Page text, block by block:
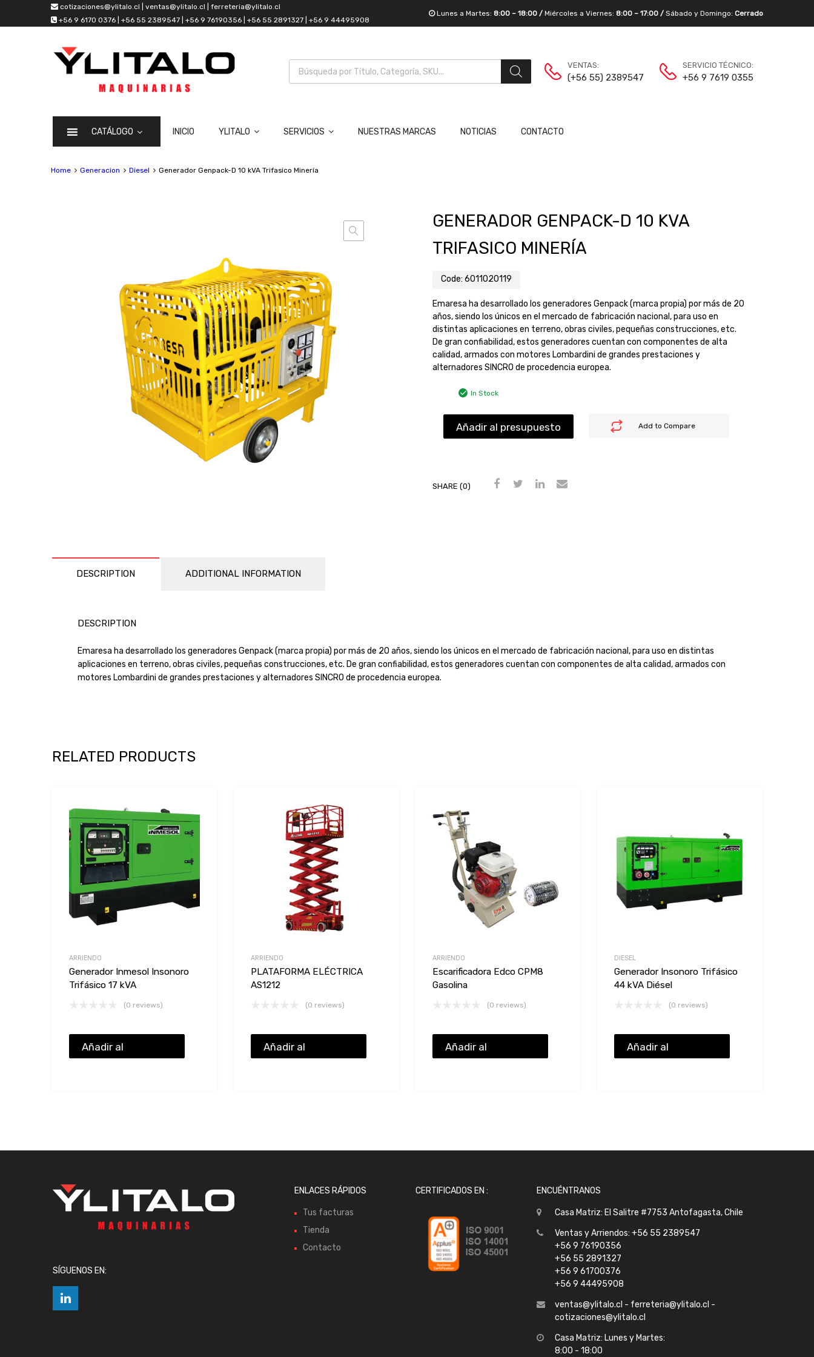
cotizaciones@ylitalo.cl | ventas@ylitalo.cl | ferreteria@ylitalo.cl
+56 9 6170 0376 | +56 55 2389547 | +56 9 76190356 | +56 55 2891327 | +56 9 44495908
Lunes a Martes: 8:00 – 18:00 / Miércoles a Viernes: 8:00 – 17:00 / Sábado y Domingo: Cerrado
VENTAS:
(+56 55) 2389547
SERVICIO TÉCNICO:
+56 9 7619 0355
CATÁLOGO INICIO YLITALO SERVICIOS NUESTRAS MARCAS NOTICIAS CONTACTO
Home Generacion Diesel Generador Genpack-D 10 kVA Trifasico Minería
GENERADOR GENPACK-D 10 KVA
TRIFASICO MINERÍA
Code: 6011020119
Emaresa ha desarrollado los generadores Genpack (marca propia) por más de 20
años, siendo los únicos en el mercado de fabricación nacional, para uso en
distintas aplicaciones en terreno, obras civiles, pequeñas construcciones, etc.
De gran confiabilidad, estos generadores cuentan con componentes de alta
calidad, armados con motores Lombardini de grandes prestaciones y
alternadores SINCRO de procedencia europea.
In Stock
Add to Compare
Añadir al presupuesto
SHARE (0)
DESCRIPTION ADDITIONAL INFORMATION
DESCRIPTION
Emaresa ha desarrollado los generadores Genpack (marca propia) por más de 20 años, siendo los únicos en el mercado de fabricación nacional, para uso en distintas
aplicaciones en terreno, obras civiles, pequeñas construcciones, etc. De gran confiabilidad, estos generadores cuentan con componentes de alta calidad, armados con
motores Lombardini de grandes prestaciones y alternadores SINCRO de procedencia europea.
RELATED PRODUCTS
ARRIENDO
Generador Inmesol Insonoro
Trifásico 17 kVA
(0 reviews)
Añadir al
ARRIENDO
PLATAFORMA ELÉCTRICA
AS1212
(0 reviews)
Añadir al
ARRIENDO
Escarificadora Edco CPM8
Gasolina
(0 reviews)
Añadir al
DIESEL
Generador Insonoro Trifásico
44 kVA Diésel
(0 reviews)
Añadir al
SÍGUENOS EN:
ENLACES RÁPIDOS
Tus facturas
Tienda
Contacto
CERTIFICADOS EN : ENCUÉNTRANOS
Casa Matriz: El Salitre #7753 Antofagasta, Chile
Ventas y Arriendos: +56 55 2389547
+56 9 76190356
+56 55 2891327
+56 9 61700376
+56 9 44495908
ventas@ylitalo.cl - ferreteria@ylitalo.cl -
cotizaciones@ylitalo.cl
Casa Matriz: Lunes y Martes:
8:00 - 18:00